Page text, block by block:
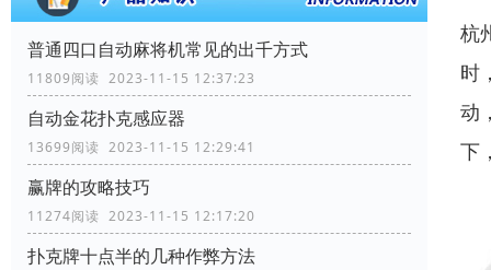
普通四口自动麻将机常见的出千方式
11809阅读 2023-11-15 12:37:23
自动金花扑克感应器
13699阅读 2023-11-15 12:29:41
赢牌的攻略技巧
11274阅读 2023-11-15 12:17:20
扑克牌十点半的几种作弊方法
杭
时
动
下